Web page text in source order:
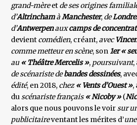
grand-mèreet de ses origines
d’AltrinchamàManchester, de
d’Antwerpenauxcamps de
devient comédien, créant,avec
comme metteur en scène, son 1er «
au « Théâtre Mercelis », poursuivant,
de scénariste debandes dessinées,
édité, en 2018, chez « Vents d’Ouest »,
duscénariste français « Nicoby »(
alors que nous pouvons le voirsur
publicitaireventant les mérites d’